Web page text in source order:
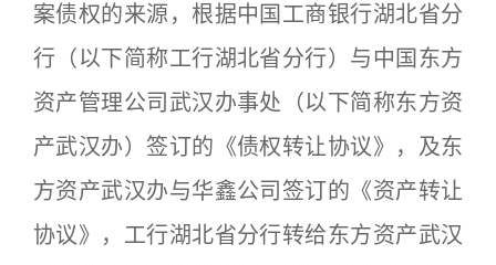
案债权的来源，根据中国工商银行湖北省分
行（以下简称工行湖北省分行）与中国东方
资产管理公司武汉办事处（以下简称东方资
产武汉办）签订的《债权转让协议》，及东
方资产武汉办与华鑫公司签订的《资产转让
协议》，工行湖北省分行转给东方资产武汉